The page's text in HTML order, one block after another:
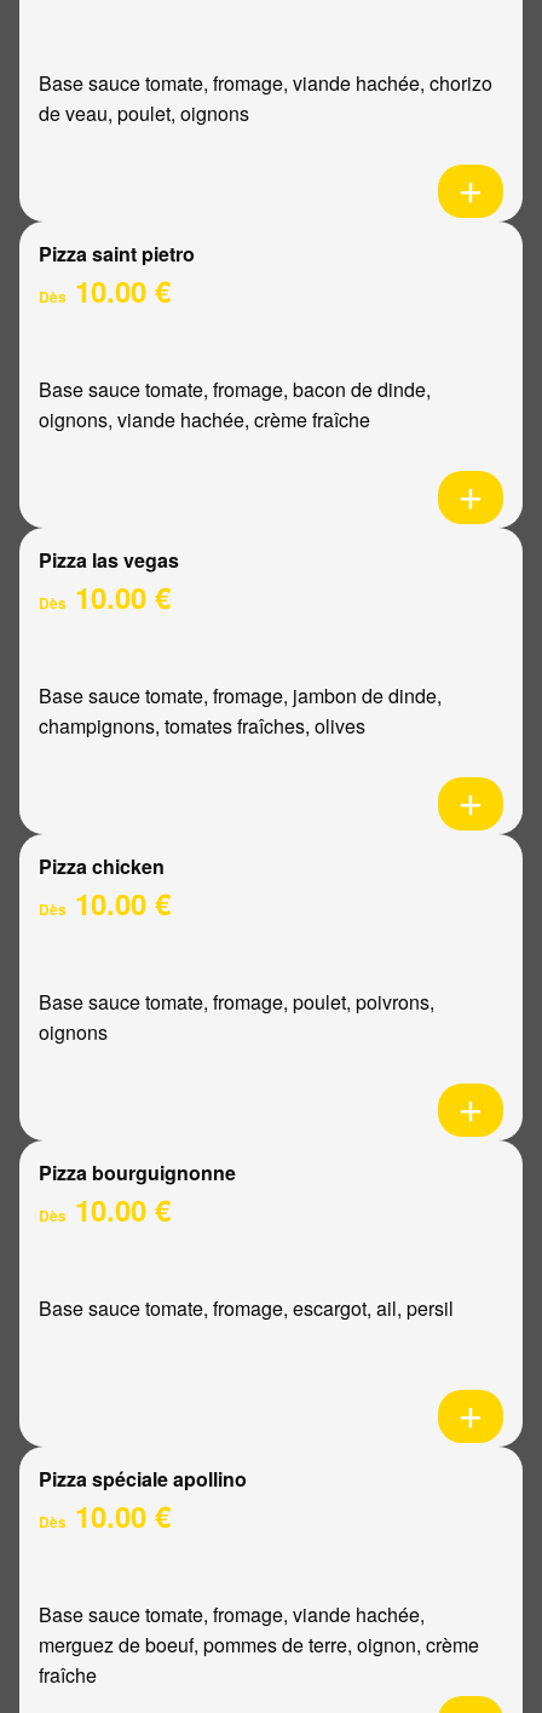
Base sauce tomate, fromage, viande hachée, chorizo
de veau, poulet, oignons
Pizza saint pietro
Dès 10.00 €
Base sauce tomate, fromage, bacon de dinde,
oignons, viande hachée, crème fraîche
Pizza las vegas
Dès 10.00 €
Base sauce tomate, fromage, jambon de dinde,
champignons, tomates fraîches, olives
Pizza chicken
Dès 10.00 €
Base sauce tomate, fromage, poulet, poivrons,
oignons
Pizza bourguignonne
Dès 10.00 €
Base sauce tomate, fromage, escargot, ail, persil
Pizza spéciale apollino
Dès 10.00 €
Base sauce tomate, fromage, viande hachée,
merguez de boeuf, pommes de terre, oignon, crème
fraîche